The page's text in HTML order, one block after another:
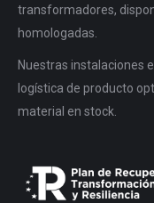
transformadores,
homologadas.
Nuestras instalaciones
logística de producto
material en stock.